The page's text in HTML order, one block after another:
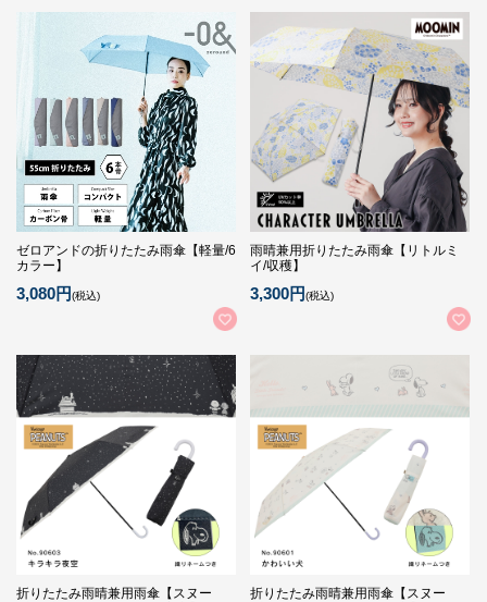
ゼロアンドの折りたたみ雨傘【軽量/6
カラー】
3,080円(税込)
雨晴兼用折りたたみ雨傘【リトルミ
イ/収穫】
3,300円(税込)
折りたたみ雨晴兼用雨傘【スヌー
折りたたみ雨晴兼用雨傘【スヌー